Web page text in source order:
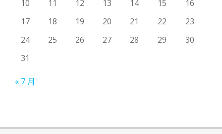
10
11 12 13 14 15
16
17
18 19 20 21 22
23
24
25 26 27 28 29
30
31
« 7 月